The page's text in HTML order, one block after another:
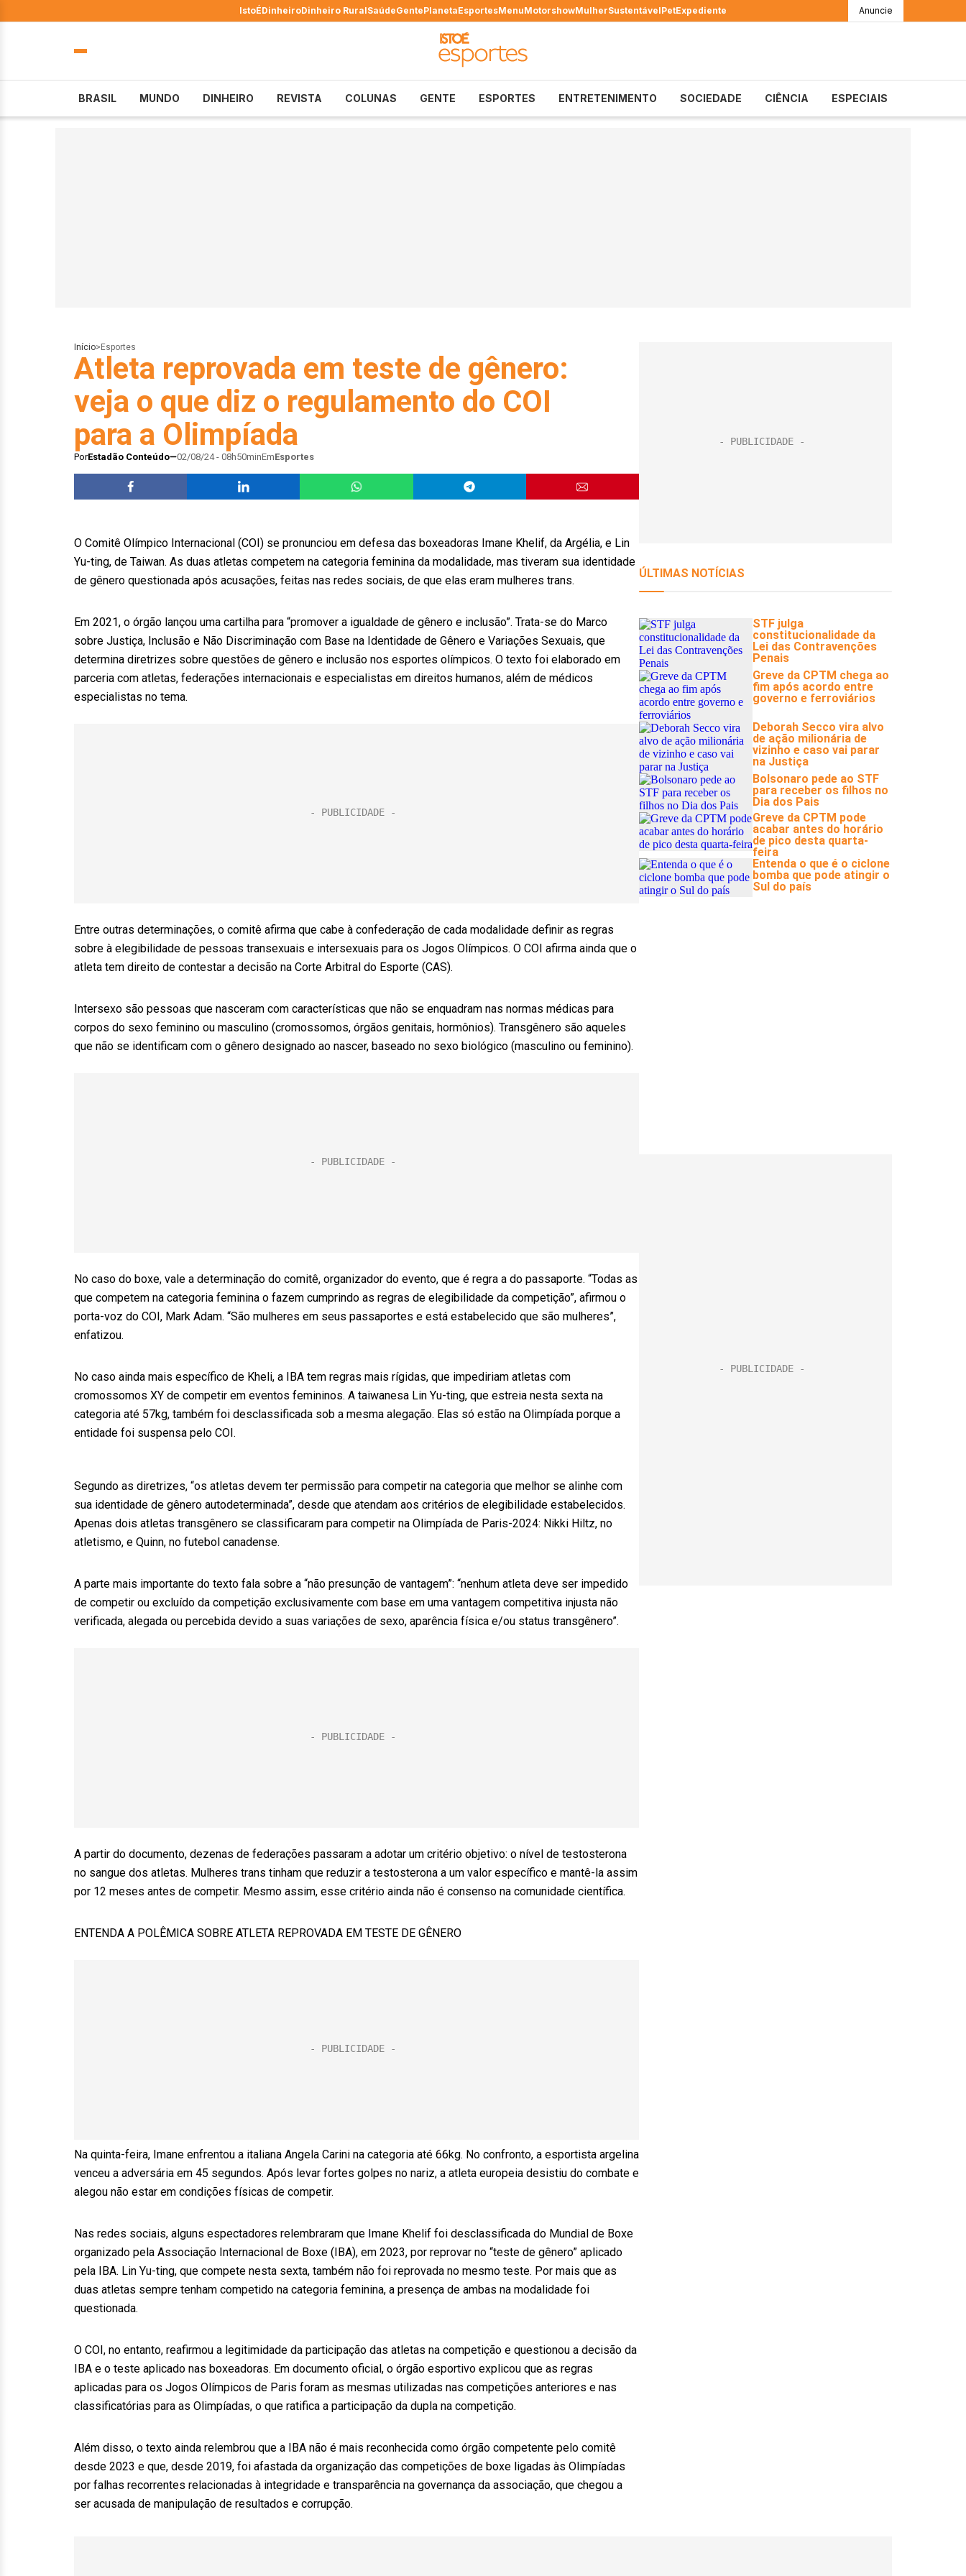
IstoÉDinheiroDinheiro RuralSaúdeGentePlanetaEsportesMenuMotorshowMulherSustentávelPetExpediente Anuncie
BRASIL MUNDO DINHEIRO REVISTA COLUNAS GENTE ESPORTES ENTRETENIMENTO SOCIEDADE CIÊNCIA ESPECIAIS
Início> Esportes
Atleta reprovada em teste de gênero:
veja o que diz o regulamento do COI
para a Olimpíada
PorEstadão Conteúdo 02/08/24 - 08h50minEmEsportes
O Comitê Olímpico Internacional (COI) se pronunciou em defesa das boxeadoras Imane Khelif, da Argélia, e Lin
Yu-ting, de Taiwan. As duas atletas competem na categoria feminina da modalidade, mas tiveram sua identidade
de gênero questionada após acusações, feitas nas redes sociais, de que elas eram mulheres trans.
Em 2021, o órgão lançou uma cartilha para “promover a igualdade de gênero e inclusão”. Trata-se do Marco
sobre Justiça, Inclusão e Não Discriminação com Base na Identidade de Gênero e Variações Sexuais, que
determina diretrizes sobre questões de gênero e inclusão nos esportes olímpicos. O texto foi elaborado em
parceria com atletas, federações internacionais e especialistas em direitos humanos, além de médicos
especialistas no tema.
Entre outras determinações, o comitê afirma que cabe à confederação de cada modalidade definir as regras
sobre à elegibilidade de pessoas transexuais e intersexuais para os Jogos Olímpicos. O COI afirma ainda que o
atleta tem direito de contestar a decisão na Corte Arbitral do Esporte (CAS).
Intersexo são pessoas que nasceram com características que não se enquadram nas normas médicas para
corpos do sexo feminino ou masculino (cromossomos, órgãos genitais, hormônios). Transgênero são aqueles
que não se identificam com o gênero designado ao nascer, baseado no sexo biológico (masculino ou feminino).
No caso do boxe, vale a determinação do comitê, organizador do evento, que é regra a do passaporte. “Todas as
que competem na categoria feminina o fazem cumprindo as regras de elegibilidade da competição”, afirmou o
porta-voz do COI, Mark Adam. “São mulheres em seus passaportes e está estabelecido que são mulheres”,
enfatizou.
No caso ainda mais específico de Kheli, a IBA tem regras mais rígidas, que impediriam atletas com
cromossomos XY de competir em eventos femininos. A taiwanesa Lin Yu-ting, que estreia nesta sexta na
categoria até 57kg, também foi desclassificada sob a mesma alegação. Elas só estão na Olimpíada porque a
entidade foi suspensa pelo COI.
Segundo as diretrizes, “os atletas devem ter permissão para competir na categoria que melhor se alinhe com
sua identidade de gênero autodeterminada”, desde que atendam aos critérios de elegibilidade estabelecidos.
Apenas dois atletas transgênero se classificaram para competir na Olimpíada de Paris-2024: Nikki Hiltz, no
atletismo, e Quinn, no futebol canadense.
A parte mais importante do texto fala sobre a “não presunção de vantagem”: “nenhum atleta deve ser impedido
de competir ou excluído da competição exclusivamente com base em uma vantagem competitiva injusta não
verificada, alegada ou percebida devido a suas variações de sexo, aparência física e/ou status transgênero”.
A partir do documento, dezenas de federações passaram a adotar um critério objetivo: o nível de testosterona
no sangue dos atletas. Mulheres trans tinham que reduzir a testosterona a um valor específico e mantê-la assim
por 12 meses antes de competir. Mesmo assim, esse critério ainda não é consenso na comunidade científica.
ENTENDA A POLÊMICA SOBRE ATLETA REPROVADA EM TESTE DE GÊNERO
Na quinta-feira, Imane enfrentou a italiana Angela Carini na categoria até 66kg. No confronto, a esportista argelina
venceu a adversária em 45 segundos. Após levar fortes golpes no nariz, a atleta europeia desistiu do combate e
alegou não estar em condições físicas de competir.
Nas redes sociais, alguns espectadores relembraram que Imane Khelif foi desclassificada do Mundial de Boxe
organizado pela Associação Internacional de Boxe (IBA), em 2023, por reprovar no “teste de gênero” aplicado
pela IBA. Lin Yu-ting, que compete nesta sexta, também não foi reprovada no mesmo teste. Por mais que as
duas atletas sempre tenham competido na categoria feminina, a presença de ambas na modalidade foi
questionada.
O COI, no entanto, reafirmou a legitimidade da participação das atletas na competição e questionou a decisão da
IBA e o teste aplicado nas boxeadoras. Em documento oficial, o órgão esportivo explicou que as regras
aplicadas para os Jogos Olímpicos de Paris foram as mesmas utilizadas nas competições anteriores e nas
classificatórias para as Olimpíadas, o que ratifica a participação da dupla na competição.
Além disso, o texto ainda relembrou que a IBA não é mais reconhecida como órgão competente pelo comitê
desde 2023 e que, desde 2019, foi afastada da organização das competições de boxe ligadas às Olimpíadas
por falhas recorrentes relacionadas à integridade e transparência na governança da associação, que chegou a
ser acusada de manipulação de resultados e corrupção.